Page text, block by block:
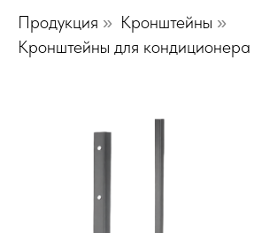
Продукция » Кронштейны »
Кронштейны для кондиционера